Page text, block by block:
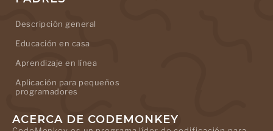
Descripción general
Educación en casa
Aprendizaje en línea
Aplicación para pequeños
programadores
ACERCA DE CODEMONKEY